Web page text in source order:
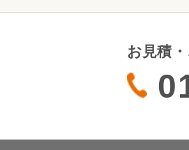
お見積